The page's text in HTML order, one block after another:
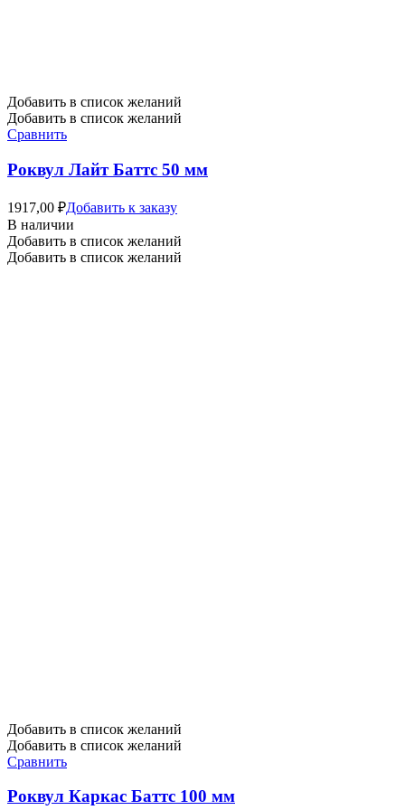
Добавить в список желаний
Добавить в список желаний
Сравнить
Роквул Лайт Баттс 50 мм
1917,00 ₽Добавить к заказу
В наличии
Добавить в список желаний
Добавить в список желаний
Добавить в список желаний
Добавить в список желаний
Сравнить
Роквул Каркас Баттс 100 мм